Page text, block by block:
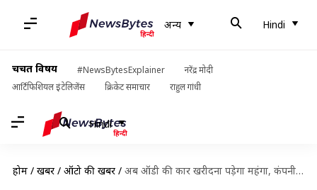
अन्य Hindi
चर्चित विषय #NewsBytesExplainer
नरेंद्र मोदी
आर्टिफिशियल इंटेलिजेंस
क्रिकेट समाचार राहुल गांधी
Hindi
होम / खबरें / ऑटो की खबरें / अब ऑडी की कार खरीदना पड़ेगा महंगा, कंपनी ने बढ़ाए दाम